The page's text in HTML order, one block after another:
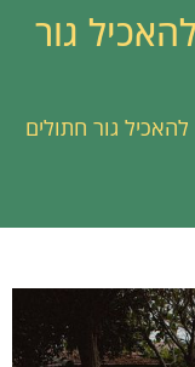
גור
גור חתולים